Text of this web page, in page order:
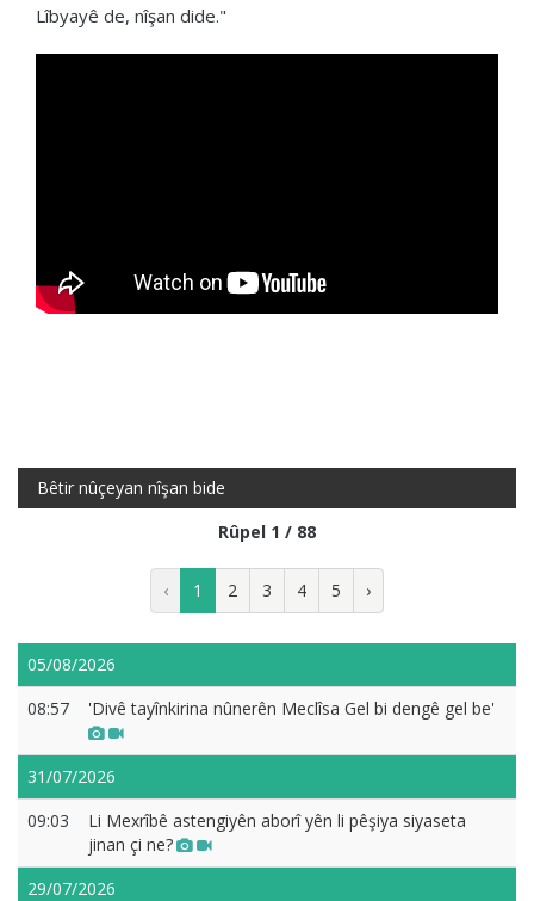
Lîbyayê de, nîşan dide."
Bêtir nûçeyan nîşan bide
Rûpel 1 / 88
‹ 1 2 3 4 5 ›
05/08/2026
08:57
'Divê tayînkirina nûnerên Meclîsa Gel bi dengê gel be'
31/07/2026
09:03
Li Mexrîbê astengiyên aborî yên li pêşiya siyaseta
jinan çi ne?
29/07/2026